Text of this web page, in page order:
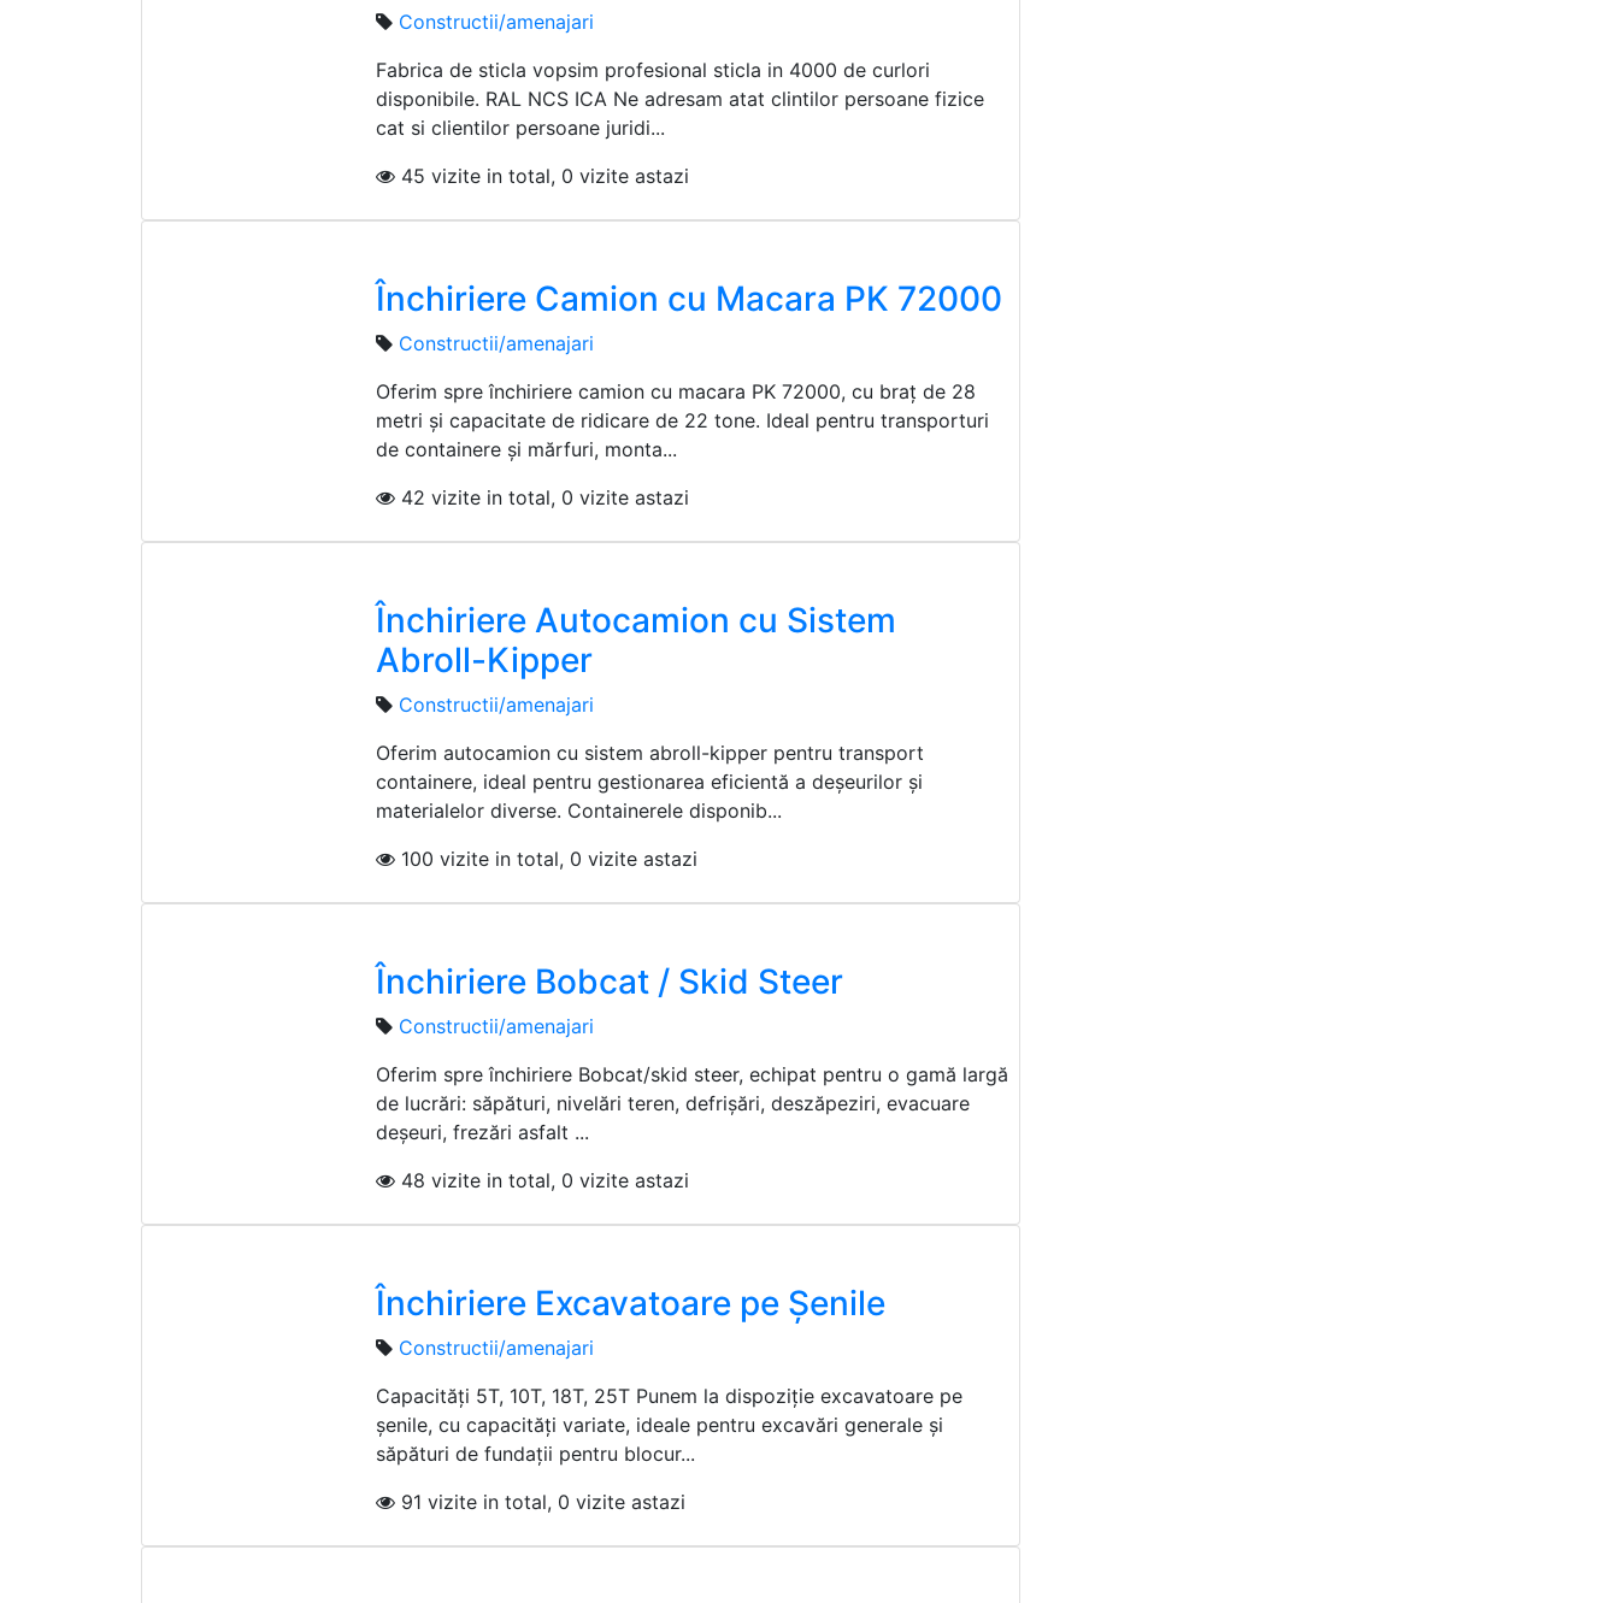
Constructii/amenajari
Fabrica de sticla vopsim profesional sticla in 4000 de curlori
disponibile. RAL NCS ICA Ne adresam atat clintilor persoane fizice
cat si clientilor persoane juridi...
45 vizite in total, 0 vizite astazi
Închiriere Camion cu Macara PK 72000
Constructii/amenajari
Oferim spre închiriere camion cu macara PK 72000, cu braț de 28
metri și capacitate de ridicare de 22 tone. Ideal pentru transporturi
de containere și mărfuri, monta...
42 vizite in total, 0 vizite astazi
Închiriere Autocamion cu Sistem
Abroll-Kipper
Constructii/amenajari
Oferim autocamion cu sistem abroll-kipper pentru transport
containere, ideal pentru gestionarea eficientă a deșeurilor și
materialelor diverse. Containerele disponib...
100 vizite in total, 0 vizite astazi
Închiriere Bobcat / Skid Steer
Constructii/amenajari
Oferim spre închiriere Bobcat/skid steer, echipat pentru o gamă largă
de lucrări: săpături, nivelări teren, defrișări, deszăpeziri, evacuare
deșeuri, frezări asfalt ...
48 vizite in total, 0 vizite astazi
Închiriere Excavatoare pe Șenile
Constructii/amenajari
Capacități 5T, 10T, 18T, 25T Punem la dispoziție excavatoare pe
șenile, cu capacități variate, ideale pentru excavări generale și
săpături de fundații pentru blocur...
91 vizite in total, 0 vizite astazi